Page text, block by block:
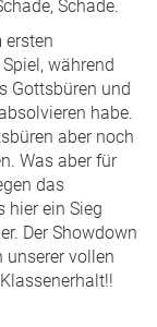
Schade.
ersten
während
Gottsbüren und
habe.
aber noch
Was aber für
das
hier ein Sieg
Der Showdown
unserer vollen